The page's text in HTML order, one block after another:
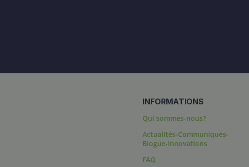
INFORMATIONS
Qui sommes-nous?
Actualités-Communiqués-
Blogue-Innovations
FAQ